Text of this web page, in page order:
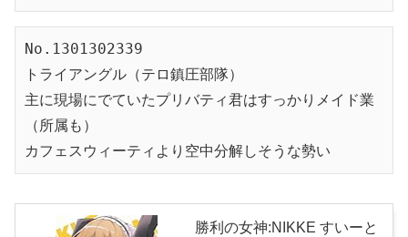
No.1301302339
トライアングル（テロ鎮圧部隊）
主に現場にでていたプリバティ君はすっかりメイド業
（所属も）
カフェスウィーティより空中分解しそうな勢い
勝利の女神:NIKKE すいーと